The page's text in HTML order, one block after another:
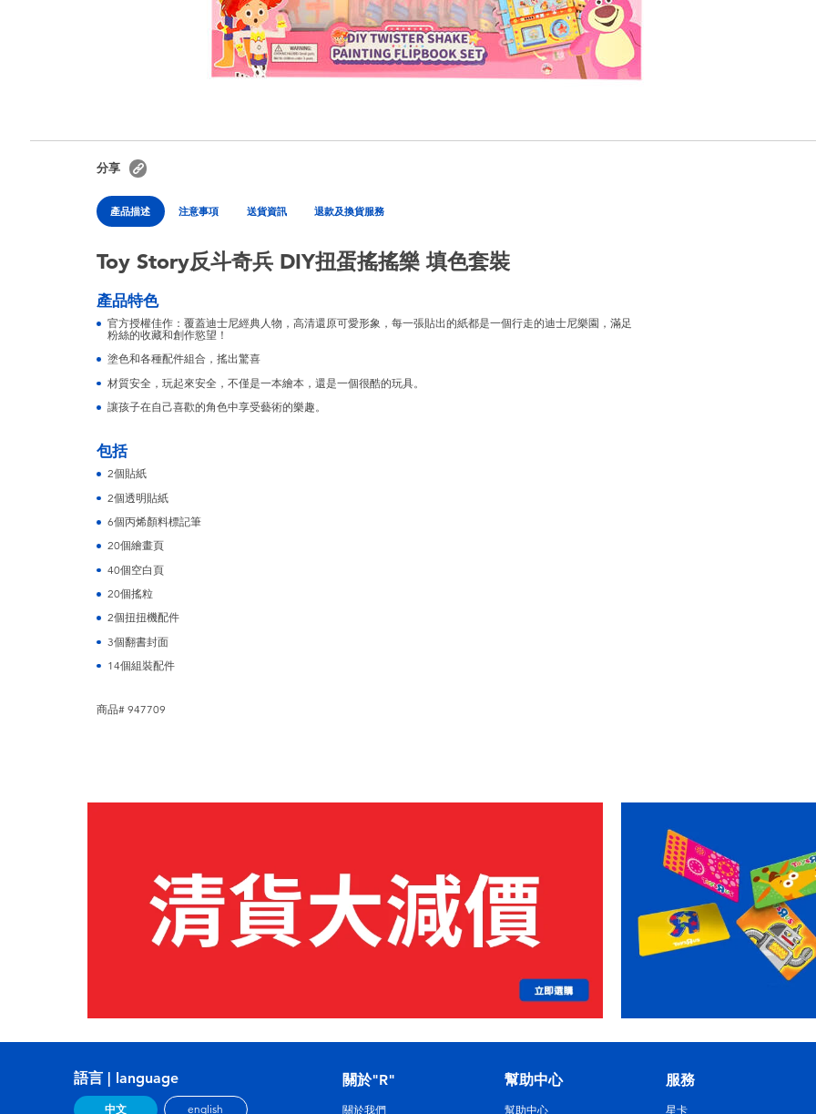
分享
產品描述 注意事項 送貨資訊 退款及換貨服務
Toy Story反斗奇兵 DIY扭蛋搖搖樂 填色套裝
產品特色
官方授權佳作：覆蓋迪士尼經典人物，高清還原可愛形象，每一張貼出的紙都是一個行走的迪士尼樂園，滿足
粉絲的收藏和創作慾望！
塗色和各種配件組合，搖出驚喜
材質安全，玩起來安全，不僅是一本繪本，還是一個很酷的玩具。
讓孩子在自己喜歡的角色中享受藝術的樂趣。
包括
2個貼紙
2個透明貼紙
6個丙烯顏料標記筆
20個繪畫頁
40個空白頁
20個搖粒
2個扭扭機配件
3個翻書封面
14個組裝配件
商品# 947709
語言 | language
中文 english
關於"R"
關於我們
幫助中心
幫助中心
服務
星卡